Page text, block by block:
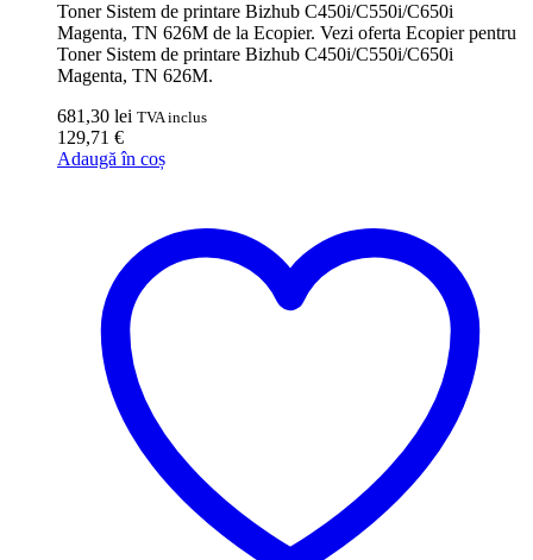
Toner Sistem de printare Bizhub C450i/C550i/C650i
Magenta, TN 626M de la Ecopier. Vezi oferta Ecopier pentru
Toner Sistem de printare Bizhub C450i/C550i/C650i
Magenta, TN 626M.
681,30 lei TVA inclus
129,71 €
Adaugă în coș